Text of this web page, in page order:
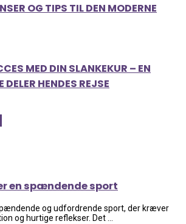
OG TIPS TIL DEN MODERNE
MED DIN SLANKEKUR – EN
DELER HENDES REJSE
en spændende sport
og udfordrende sport, der kræver
og hurtige reflekser. Det ...